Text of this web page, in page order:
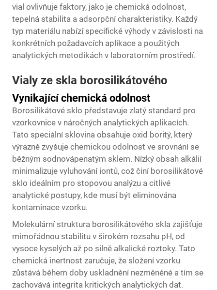
vial ovlivňuje faktory, jako je chemická odolnost,
tepelná stabilita a adsorpční charakteristiky. Každý
typ materiálu nabízí specifické výhody v závislosti na
konkrétních požadavcích aplikace a použitých
analytických metodikách v laboratorním prostředí.
Vialy ze skla borosilikátového
Vynikající chemická odolnost
Borosilikátové sklo představuje zlatý standard pro
vzorkovnice v náročných analytických aplikacích.
Tato speciální sklovina obsahuje oxid boritý, který
výrazně zvyšuje chemickou odolnost ve srovnání se
běžným sodnovápenatým sklem. Nízký obsah alkálií
minimalizuje vyluhování iontů, což činí borosilikátové
sklo ideálním pro stopovou analýzu a citlivé
analytické postupy, kde musí být eliminována
kontaminace vzorku.
Molekulární struktura borosilikátového skla zajišťuje
mimořádnou stabilitu v širokém rozsahu pH, od
vysoce kyselých až po silně alkalické roztoky. Tato
chemická inertnost zaručuje, že složení vzorku
zůstává během doby uskladnění nezměněné a tím se
zachovává integrita kritických analytických dat.